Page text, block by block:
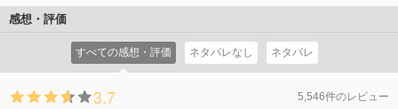
感想・評価
すべての感想・評価 ネタバレなし ネタバレ
3.7 5,546件のレビュー